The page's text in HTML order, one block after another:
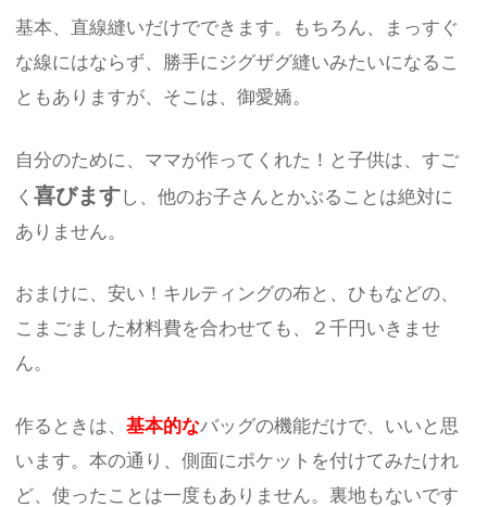
基本、直線縫いだけでできます。もちろん、まっすぐ
な線にはならず、勝手にジグザグ縫いみたいになるこ
ともありますが、そこは、御愛嬌。
自分のために、ママが作ってくれた！と子供は、すご
く喜びますし、他のお子さんとかぶることは絶対に
ありません。
おまけに、安い！キルティングの布と、ひもなどの、
こまごました材料費を合わせても、２千円いきませ
ん。
作るときは、基本的なバッグの機能だけで、いいと思
います。本の通り、側面にポケットを付けてみたけれ
ど、使ったことは一度もありません。裏地もないです